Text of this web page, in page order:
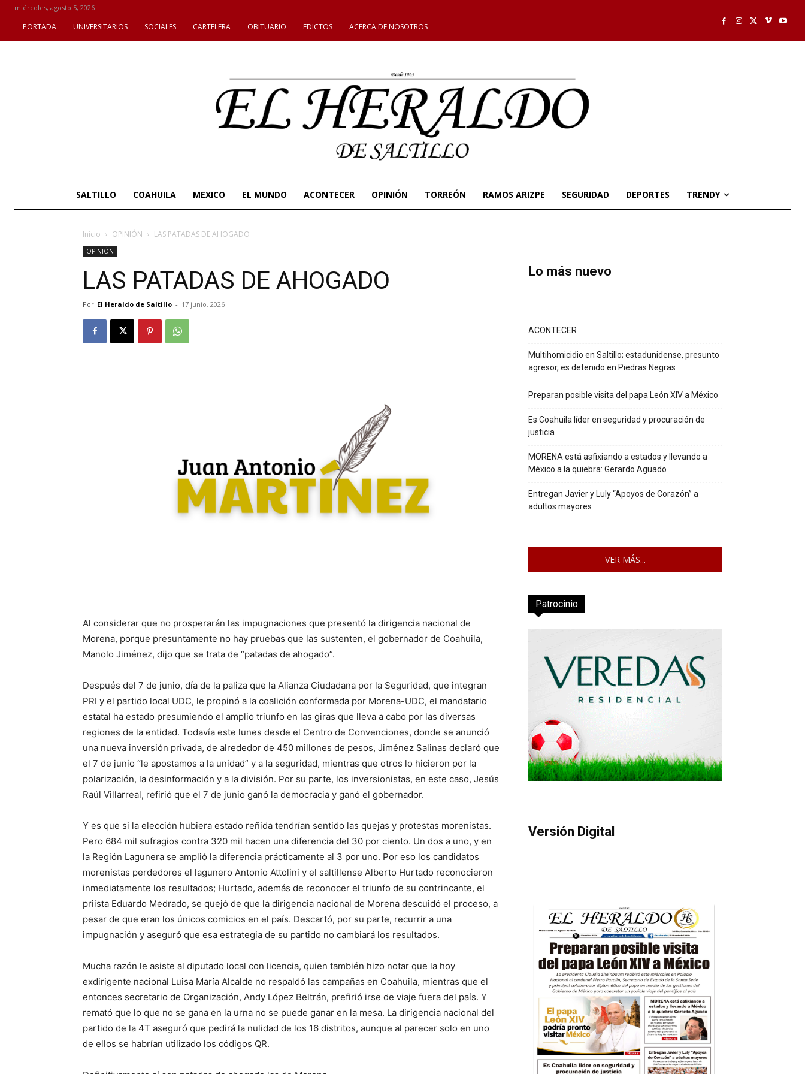
miércoles, agosto 5, 2026
PORTADA UNIVERSITARIOS SOCIALES CARTELERA OBITUARIO EDICTOS ACERCA DE NOSOTROS
SALTILLO COAHUILA MEXICO EL MUNDO ACONTECER OPINIÓN TORREÓN RAMOS ARIZPE SEGURIDAD DEPORTES TRENDY
Inicio OPINIÓN LAS PATADAS DE AHOGADO
OPINIÓN
LAS PATADAS DE AHOGADO
Por El Heraldo de Saltillo - 17 junio, 2026
Al considerar que no prosperarán las impugnaciones que presentó la dirigencia nacional de
Morena, porque presuntamente no hay pruebas que las sustenten, el gobernador de Coahuila,
Manolo Jiménez, dijo que se trata de “patadas de ahogado”.
Después del 7 de junio, día de la paliza que la Alianza Ciudadana por la Seguridad, que integran
PRI y el partido local UDC, le propinó a la coalición conformada por Morena-UDC, el mandatario
estatal ha estado presumiendo el amplio triunfo en las giras que lleva a cabo por las diversas
regiones de la entidad. Todavía este lunes desde el Centro de Convenciones, donde se anunció
una nueva inversión privada, de alrededor de 450 millones de pesos, Jiménez Salinas declaró que
el 7 de junio “le apostamos a la unidad” y a la seguridad, mientras que otros lo hicieron por la
polarización, la desinformación y a la división. Por su parte, los inversionistas, en este caso, Jesús
Raúl Villarreal, refirió que el 7 de junio ganó la democracia y ganó el gobernador.
Y es que si la elección hubiera estado reñida tendrían sentido las quejas y protestas morenistas.
Pero 684 mil sufragios contra 320 mil hacen una diferencia del 30 por ciento. Un dos a uno, y en
la Región Lagunera se amplió la diferencia prácticamente al 3 por uno. Por eso los candidatos
morenistas perdedores el lagunero Antonio Attolini y el saltillense Alberto Hurtado reconocieron
inmediatamente los resultados; Hurtado, además de reconocer el triunfo de su contrincante, el
priista Eduardo Medrado, se quejó de que la dirigencia nacional de Morena descuidó el proceso, a
pesar de que eran los únicos comicios en el país. Descartó, por su parte, recurrir a una
impugnación y aseguró que esa estrategia de su partido no cambiará los resultados.
Mucha razón le asiste al diputado local con licencia, quien también hizo notar que la hoy
exdirigente nacional Luisa María Alcalde no respaldó las campañas en Coahuila, mientras que el
entonces secretario de Organización, Andy López Beltrán, prefirió irse de viaje fuera del país. Y
remató que lo que no se gana en la urna no se puede ganar en la mesa. La dirigencia nacional del
partido de la 4T aseguró que pedirá la nulidad de los 16 distritos, aunque al parecer solo en uno
de ellos se habrían utilizado los códigos QR.
Lo más nuevo
ACONTECER
Multihomicidio en Saltillo; estadunidense, presunto
agresor, es detenido en Piedras Negras
Preparan posible visita del papa León XIV a México
Es Coahuila líder en seguridad y procuración de
justicia
MORENA está asfixiando a estados y llevando a
México a la quiebra: Gerardo Aguado
Entregan Javier y Luly “Apoyos de Corazón” a
adultos mayores
VER MÁS...
Patrocinio
Versión Digital